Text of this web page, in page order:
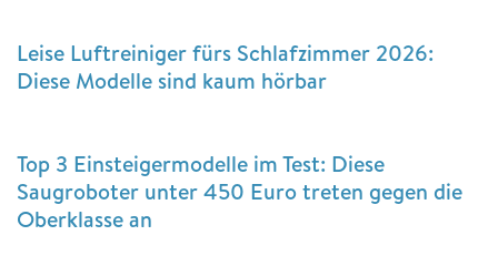
Leise Luftreiniger fürs Schlafzimmer 2026:
Diese Modelle sind kaum hörbar
Top 3 Einsteigermodelle im Test: Diese
Saugroboter unter 450 Euro treten gegen die
Oberklasse an